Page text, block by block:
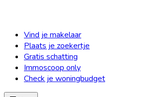
Vind je makelaar
Plaats je zoekertje
Gratis schatting
Immoscoop only
Check je woningbudget